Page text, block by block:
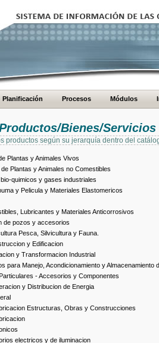
Planificación Procesos Módulos
Bienes/Servicios
productos según su jerarquía dentro del
Plantas y Animales Vivos
Plantas y Animales no Comestibles
quimicos y gases industriales
y Pelicula y Materiales Elastomericos
Lubricantes y Materiales Anticorrosivos
de pozos y accesorios
Pesca, Silvicultura y Fauna.
y Edificacion
y Transformacion Industrial
para Manejo, Acondicionamiento y Almacenamiento
- Accesorios y Componentes
y Distribucion de Energia
Estructuras, Obras y Construcciones
electricos y de iluminacion